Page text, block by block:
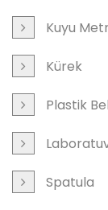
Kuyu
Kürek
Plastik
Spatula